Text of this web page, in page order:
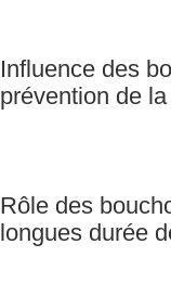
Influence des
prévention de
Rôle des
longues durée